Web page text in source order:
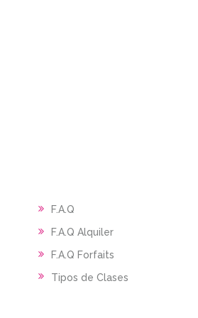
F.A.Q
F.A.Q Alquiler
F.A.Q Forfaits
Tipos de Clases